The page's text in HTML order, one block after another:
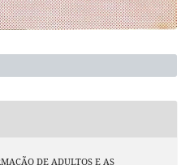
DE ADULTOS E AS